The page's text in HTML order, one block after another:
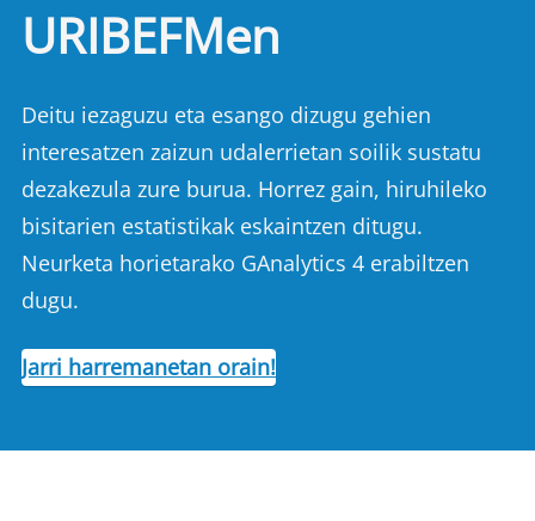
URIBEFMen
Deitu iezaguzu eta esango dizugu gehien
interesatzen zaizun udalerrietan soilik sustatu
dezakezula zure burua. Horrez gain, hiruhileko
bisitarien estatistikak eskaintzen ditugu.
Neurketa horietarako GAnalytics 4 erabiltzen
dugu.
Jarri harremanetan orain!